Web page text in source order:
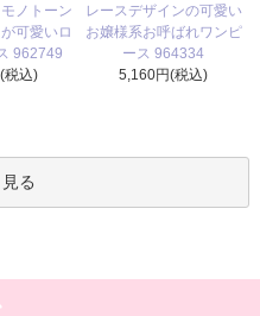
ノトーン
可愛いロ
962749
税込)
レースデザインの可愛い
お嬢様系お呼ばれワンピ
ース 964334
5,160円(税込)
る